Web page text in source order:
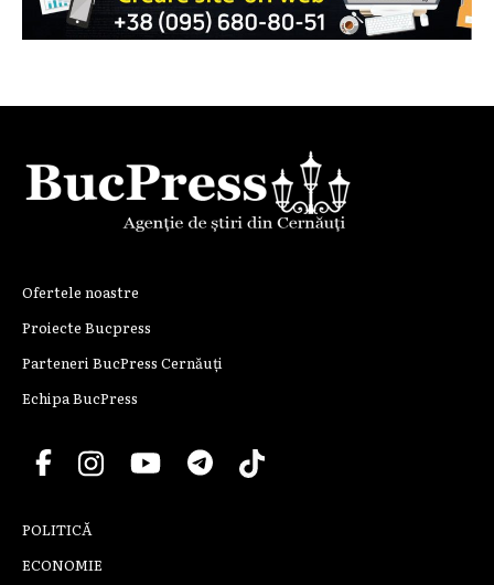
Ofertele noastre
Proiecte Bucpress
Parteneri BucPress Cernăuți
Echipa BucPress
POLITICĂ
ECONOMIE